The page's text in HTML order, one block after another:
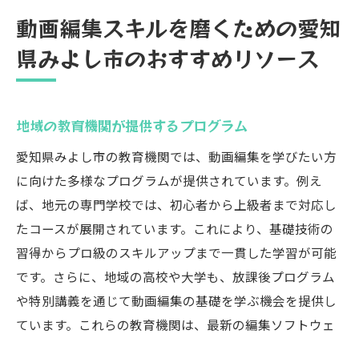
動画編集スキルを磨くための愛知
県みよし市のおすすめリソース
地域の教育機関が提供するプログラム
愛知県みよし市の教育機関では、動画編集を学びたい方
に向けた多様なプログラムが提供されています。例え
ば、地元の専門学校では、初心者から上級者まで対応し
たコースが展開されています。これにより、基礎技術の
習得からプロ級のスキルアップまで一貫した学習が可能
です。さらに、地域の高校や大学も、放課後プログラム
や特別講義を通じて動画編集の基礎を学ぶ機会を提供し
ています。これらの教育機関は、最新の編集ソフトウェ